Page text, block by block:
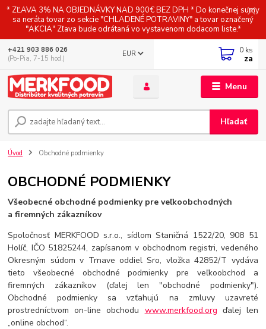
* ZĽAVA 3% NA OBJEDNÁVKY NAD 900€ BEZ DPH * Do konečnej sumy
sa neráta tovar zo sekcie "CHLADENÉ POTRAVINY" a tovar označený
"AKCIA" Zľava bude odrátaná vo vystavenom dodacom liste.*
Menu
EUR
Hľadať
+421 903 886 026
(Po-Pia, 7-15 hod.)
0 ks
za
Úvod Obchodné podmienky
OBCHODNÉ PODMIENKY
Všeobecné obchodné podmienky pre veľkoobchodných
a firemných zákazníkov
Spoločnosť MERKFOOD s.r.o., sídlom Staničná 1522/20, 908 51
Holíč, IČO 51825244, zapísanom v obchodnom registri, vedeného
Okresným súdom v Trnave oddiel Sro, vložka 42852/T vydáva
tieto všeobecné obchodné podmienky pre veľkoobchod a
firemných zákazníkov (ďalej len "obchodné podmienky").
Obchodné podmienky sa vzťahujú na zmluvy uzavreté
prostredníctvom on-line obchodu www.merkfood.org ďalej len
„online obchod“.